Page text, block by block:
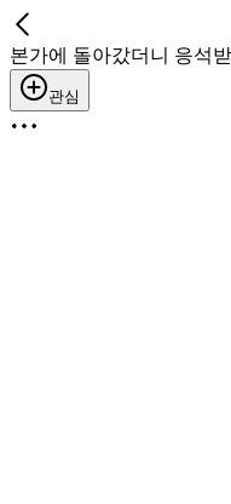
본가에 돌아갔더니 응석
관심